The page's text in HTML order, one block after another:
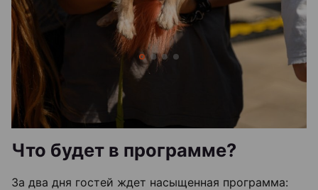
Что будет в программе?
За два дня гостей ждет насыщенная программа: